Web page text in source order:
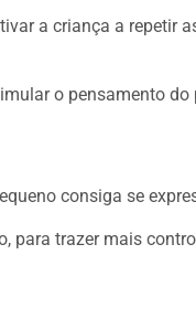
a criança a repetir
o pensamento do
consiga se
para trazer mais